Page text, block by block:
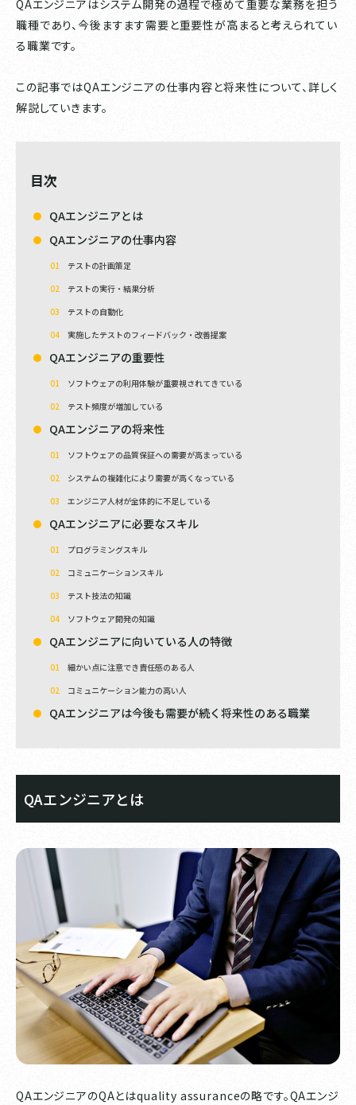
QAエンジニアはシステム開発の過程で極めて重要な業務を担う
職種であり、今後ますます需要と重要性が高まると考えられてい
る職業です。
この記事ではQAエンジニアの仕事内容と将来性について、詳しく
解説していきます。
目次
QAエンジニアとは
QAエンジニアの仕事内容
テストの計画策定
テストの実行・結果分析
テストの自動化
実施したテストのフィードバック・改善提案
QAエンジニアの重要性
ソフトウェアの利用体験が重要視されてきている
テスト頻度が増加している
QAエンジニアの将来性
ソフトウェアの品質保証への需要が高まっている
システムの複雑化により需要が高くなっている
エンジニア人材が全体的に不足している
QAエンジニアに必要なスキル
プログラミングスキル
コミュニケーションスキル
テスト技法の知識
ソフトウェア開発の知識
QAエンジニアに向いている人の特徴
細かい点に注意でき責任感のある人
コミュニケーション能力の高い人
QAエンジニアは今後も需要が続く将来性のある職業
QAエンジニアとは
QAエンジニアのQAとはquality assuranceの略です。QAエンジ